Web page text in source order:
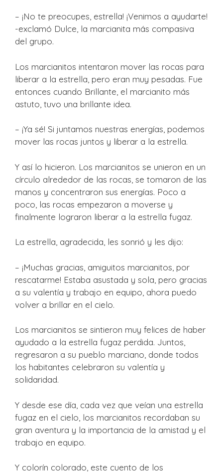
– ¡No te preocupes, estrella! ¡Venimos a ayudarte!
-exclamó Dulce, la marcianita más compasiva
del grupo.
Los marcianitos intentaron mover las rocas para
liberar a la estrella, pero eran muy pesadas. Fue
entonces cuando Brillante, el marcianito más
astuto, tuvo una brillante idea.
– ¡Ya sé! Si juntamos nuestras energías, podemos
mover las rocas juntos y liberar a la estrella.
Y así lo hicieron. Los marcianitos se unieron en un
círculo alrededor de las rocas, se tomaron de las
manos y concentraron sus energías. Poco a
poco, las rocas empezaron a moverse y
finalmente lograron liberar a la estrella fugaz.
La estrella, agradecida, les sonrió y les dijo:
– ¡Muchas gracias, amiguitos marcianitos, por
rescatarme! Estaba asustada y sola, pero gracias
a su valentía y trabajo en equipo, ahora puedo
volver a brillar en el cielo.
Los marcianitos se sintieron muy felices de haber
ayudado a la estrella fugaz perdida. Juntos,
regresaron a su pueblo marciano, donde todos
los habitantes celebraron su valentía y
solidaridad.
Y desde ese día, cada vez que veían una estrella
fugaz en el cielo, los marcianitos recordaban su
gran aventura y la importancia de la amistad y el
trabajo en equipo.
Y colorín colorado, este cuento de los